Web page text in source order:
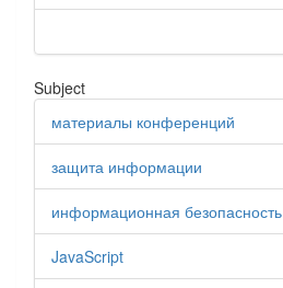
Subject
материалы конференций
защита информации
информационная безопасность
JavaScript